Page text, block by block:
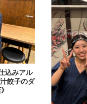
込みアル
餃子のダ